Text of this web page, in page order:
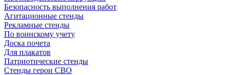
Безопасность выполнения работ
Агитационные стенды
Рекламные стенды
По воинскому учету
Доска почета
Для плакатов
Патриотические стенды
Стенды герои СВО